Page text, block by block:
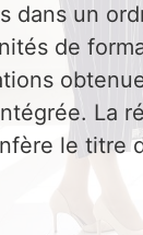
dans un
de
La
le titre